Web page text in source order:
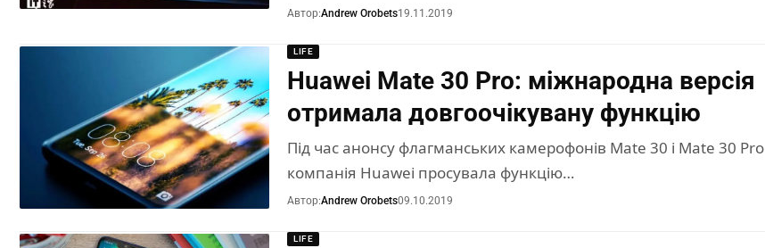
Автор:Andrew Orobets19.11.2019
LIFE
Huawei Mate 30 Pro: міжнародна версія
отримала довгоочікувану функцію
Під час анонсу флагманських камерофонів Mate 30 і Mate 30 Pro
компанія Huawei просувала функцію…
Автор:Andrew Orobets09.10.2019
LIFE